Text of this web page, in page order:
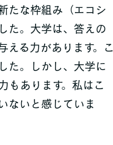
たな枠組み（エコシ
た。大学は、答えの
える力があります。こ
た。しかし、大学に
あります。私はこ
ないと感じていま